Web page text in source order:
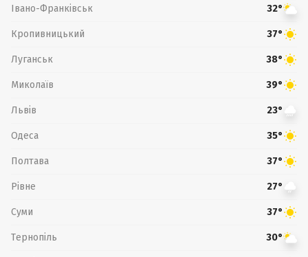
Івано-Франківськ 32°
Кропивницький 37°
Луганськ 38°
Миколаїв 39°
Львів 23°
Одеса 35°
Полтава 37°
Рівне 27°
Суми 37°
Тернопіль 30°